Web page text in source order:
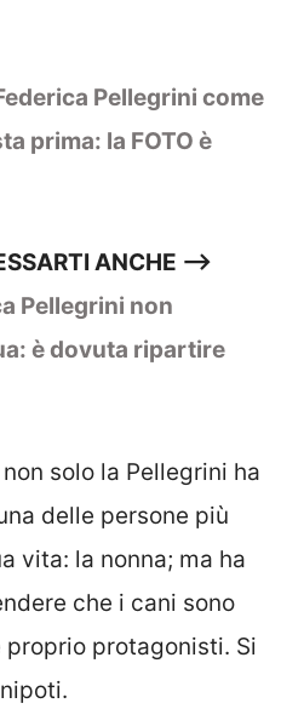
Pellegrini come
prima: la FOTO è
ANCHE –>
Pellegrini non
è dovuta ripartire
solo la Pellegrini ha
delle persone più
vita: la nonna; ma ha
che i cani sono
protagonisti. Si